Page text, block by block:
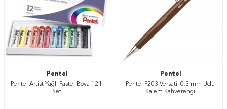
Pentel
Pentel Artist Yağlı Pastel Boya 12’li
Set
Pentel
Pentel P203 Versatil 0.3 mm Uçlu
Kalem Kahverengi